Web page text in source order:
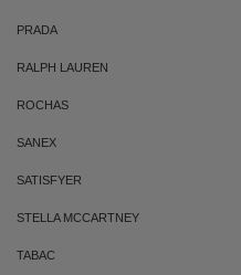
PRADA
RALPH LAUREN
ROCHAS
SANEX
SATISFYER
STELLA MCCARTNEY
TABAC